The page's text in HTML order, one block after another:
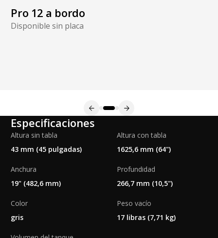
Pro 12 a bordo
Disponible sin placa
Especificaciones
Altura sin tabla
43 mm (45 pulgadas)
Altura con tabla
1625,6 mm (64")
Anchura
19" (482,6 mm)
Profundidad
266,7 mm (10,5")
Color
gris
Peso vacío
17 libras (7,71 kg)